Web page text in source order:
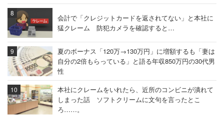
会計で「クレジットカードを返されてない」と本社に
猛クレーム 防犯カメラを確認すると…
夏のボーナス「120万→130万円」に増額するも「妻は
自分の2倍もらっている」と語る年収850万円の30代男
性
本社にクレームをいれたら、近所のコンビニが潰れて
しまった話 ソフトクリームに文句を言ったとこ
ろ……。